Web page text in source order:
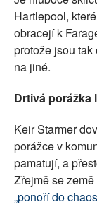
Hartlepool,
obracejí k
protože jsou
na jiné.
Drtivá porážka
Keir Starmer
porážce v
pamatují, a
Zřejmě se
„ponoří do